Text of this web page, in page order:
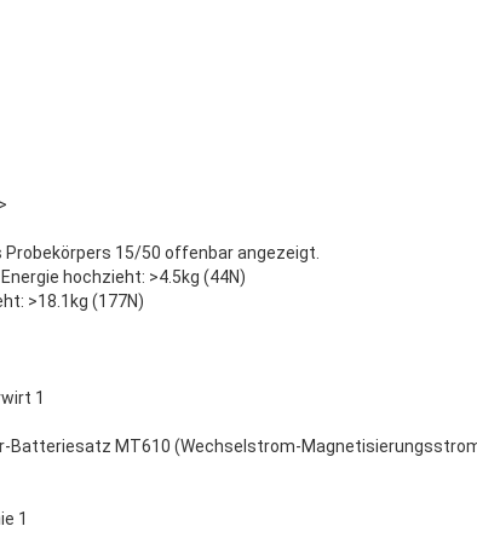
15/50 offenbar angezeigt.
hochzieht: >4.5kg (44N)
>18.1kg (177N)
1
Batteriesatz MT610 (Wechselstrom-
1